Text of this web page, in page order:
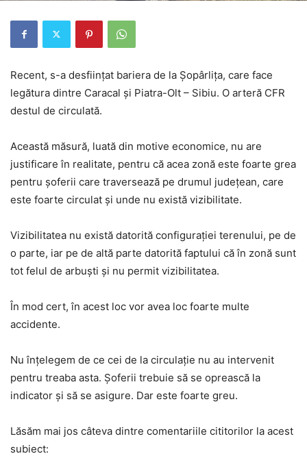
Recent, s-a desființat bariera de la Șopârlița, care face
legătura dintre Caracal și Piatra-Olt – Sibiu. O arteră CFR
destul de circulată.
Această măsură, luată din motive economice, nu are
justificare în realitate, pentru că acea zonă este foarte grea
pentru șoferii care traversează pe drumul județean, care
este foarte circulat și unde nu există vizibilitate.
Vizibilitatea nu există datorită configurației terenului, pe de
o parte, iar pe de altă parte datorită faptului că în zonă sunt
tot felul de arbuști și nu permit vizibilitatea.
În mod cert, în acest loc vor avea loc foarte multe
accidente.
Nu înțelegem de ce cei de la circulație nu au intervenit
pentru treaba asta. Șoferii trebuie să se oprească la
indicator și să se asigure. Dar este foarte greu.
Lăsăm mai jos câteva dintre comentariile cititorilor la acest
subiect: